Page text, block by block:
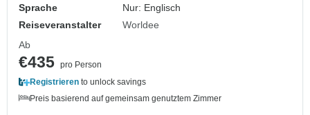
Sprache
Nur: Englisch
Reiseveranstalter
Worldee
Ab
€435 pro Person
Registrieren to unlock savings
Preis basierend auf gemeinsam genutztem Zimmer